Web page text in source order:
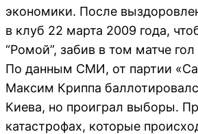
экономики. После
в клуб 22 марта 2009 года,
“Ромой”, забив в том матче
По данным СМИ, от партии
Максим Криппа
Киева, но проиграл выборы.
катастрофах, которые